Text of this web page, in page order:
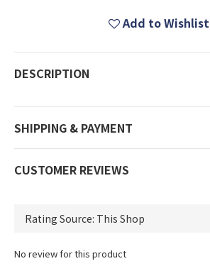
Add to Wishlist
DESCRIPTION
SHIPPING & PAYMENT
CUSTOMER REVIEWS
No review for this product